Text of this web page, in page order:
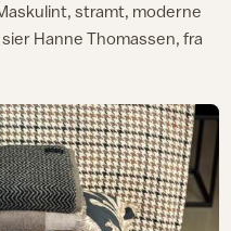
stramt, moderne
Hanne Thomassen, fra